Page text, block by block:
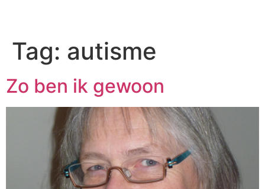
Tag: autisme
Zo ben ik gewoon